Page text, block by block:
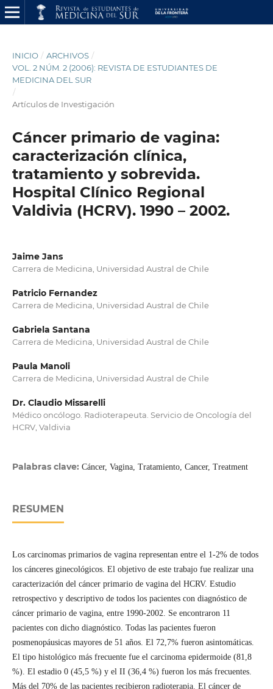
INICIO / ARCHIVOS /
VOL. 2 NÚM. 2 (2006): REVISTA DE ESTUDIANTES DE
MEDICINA DEL SUR
/
Artículos de Investigación
Cáncer primario de vagina:
caracterización clínica,
tratamiento y sobrevida.
Hospital Clínico Regional
Valdivia (HCRV). 1990 – 2002.
Jaime Jans
Carrera de Medicina, Universidad Austral de Chile
Patricio Fernandez
Carrera de Medicina, Universidad Austral de Chile
Gabriela Santana
Carrera de Medicina, Universidad Austral de Chile
Paula Manoli
Carrera de Medicina, Universidad Austral de Chile
Dr. Claudio Missarelli
Médico oncólogo. Radioterapeuta. Servicio de Oncología del
HCRV, Valdivia
Palabras clave: Cáncer, Vagina, Tratamiento, Cancer, Treatment
RESUMEN
Los carcinomas primarios de vagina representan entre el 1-2% de todos
los cánceres ginecológicos. El objetivo de este trabajo fue realizar una
caracterización del cáncer primario de vagina del HCRV. Estudio
retrospectivo y descriptivo de todos los pacientes con diagnóstico de
cáncer primario de vagina, entre 1990-2002. Se encontraron 11
pacientes con dicho diagnóstico. Todas las pacientes fueron
posmenopáusicas mayores de 51 años. El 72,7% fueron asintomáticas.
El tipo histológico más frecuente fue el carcinoma epidermoide (81,8
%). El estadio 0 (45,5 %) y el II (36,4 %) fueron los más frecuentes.
Más del 70% de las pacientes recibieron radioterapia. El cáncer de